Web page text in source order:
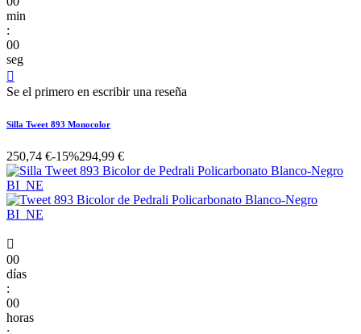
min
:
00
seg

Se el primero en escribir una reseña
Silla Tweet 893 Monocolor
250,74 €-15%294,99 €

00
días
:
00
horas